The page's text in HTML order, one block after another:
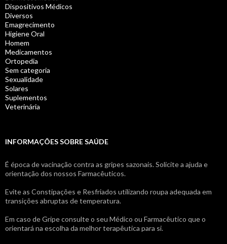
Dispositivos Médicos
Diversos
Emagrecimento
Higiene Oral
Homem
Medicamentos
Ortopedia
Sem categoria
Sexualidade
Solares
Suplementos
Veterinária
INFORMAÇÕES SOBRE SAÚDE
É época de vacinação contra as gripes sazonais. Solicite a ajuda e
orientação dos nossos Farmacêuticos.
Evite as Constipações e Resfriados utilizando roupa adequada em
transições abruptas de temperatura.
Em caso de Gripe consulte o seu Médico ou Farmacêutico que o
orientará na escolha da melhor terapêutica para si.